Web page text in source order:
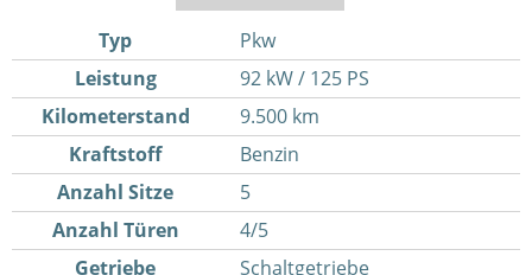
Typ
Pkw
Leistung
92 kW / 125 PS
Kilometerstand
9.500 km
Kraftstoff
Benzin
Anzahl Sitze
5
Anzahl Türen
4/5
Getriebe
Schaltgetriebe